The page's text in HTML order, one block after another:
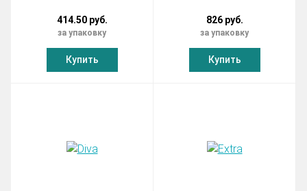
414.50 руб.
за упаковку
Купить
826 руб.
за упаковку
Купить